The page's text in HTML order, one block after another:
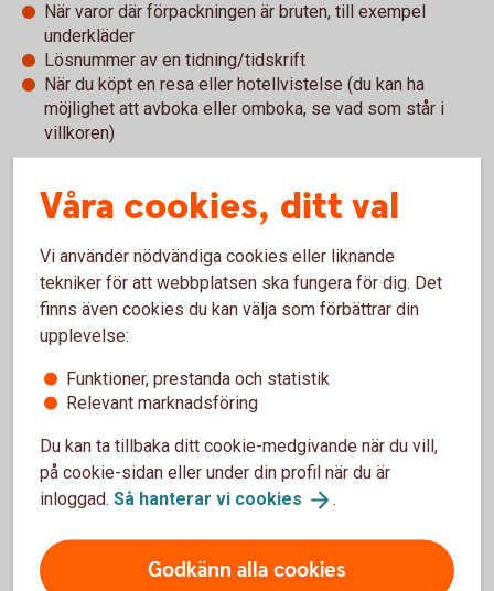
När varor där förpackningen är bruten, till exempel
underkläder
Lösnummer av en tidning/tidskrift
När du köpt en resa eller hotellvistelse (du kan ha
möjlighet att avboka eller omboka, se vad som står i
villkoren)
Presentkort och tillgodokvitto
Presentkort är en populär present att både ge och få. Men
det finns en del saker att tänka på och det är företaget som
säljer presentkortet som bestämmer villkoren.
Ett vanligt villkor är att du inte får byta in presentkortet mot
kontanter och att det har en begränsad giltighetstid. Så håll
koll på hur länge det gäller – presentkortet blir nämligen
värdelöst om företaget byter ägare eller går i konkurs.
Var också uppmärksam på att om du lämnar tillbaka en vara
begränsar hur och när du kan använda det.
Våra cookies, ditt val
Vi använder nödvändiga cookies eller liknande
tekniker för att webbplatsen ska fungera för dig. Det
finns även cookies du kan välja som förbättrar din
upplevelse:
Funktioner, prestanda och statistik
Relevant marknadsföring
Du kan ta tillbaka ditt cookie-medgivande när du vill,
på cookie-sidan eller under din profil när du är
inloggad. Så hanterar vi cookies .
Godkänn alla cookies